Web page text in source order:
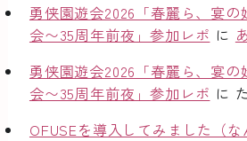
勇侠園遊会2026「春麗ら、宴の
会〜35周年前夜」参加レポ に
勇侠園遊会2026「春麗ら、宴の
会〜35周年前夜」参加レポ に
OFUSEを導入してみました（な